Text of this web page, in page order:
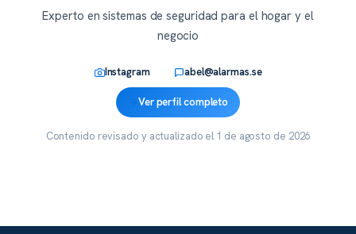
Experto en sistemas de seguridad para el hogar y el
negocio
Instagram abel@alarmas.se
Ver perfil completo
Contenido revisado y actualizado el 1 de agosto de 2026